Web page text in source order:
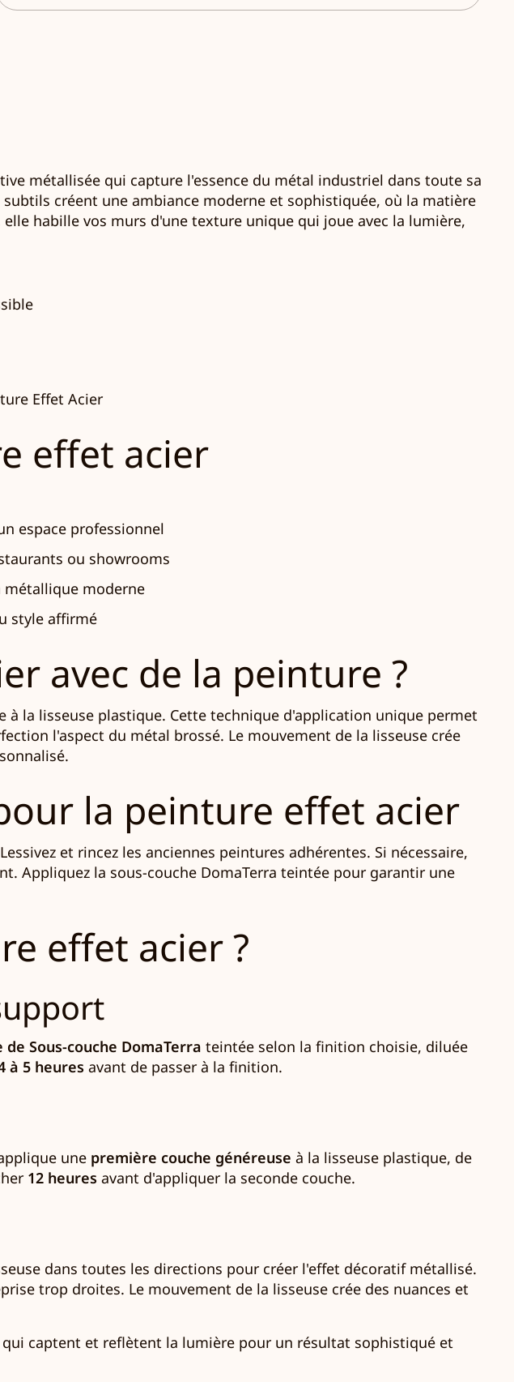
métallisée qui capture l'essence du métal industriel dans toute sa
créent une ambiance moderne et sophistiquée, où la matière
habille vos murs d'une texture unique qui joue avec la lumière,
Effet Acier
effet acier
espace professionnel
ou showrooms
moderne
style affirmé
avec de la peinture ?
à la lisseuse plastique. Cette technique d'application unique permet
l'aspect du métal brossé. Le mouvement de la lisseuse crée
la peinture effet acier
et rincez les anciennes peintures adhérentes. Si nécessaire,
Appliquez la sous-couche DomaTerra teintée pour garantir une
effet acier ?
de Sous-couche DomaTerra teintée selon la finition choisie, diluée
à 5 heures avant de passer à la finition.
une première couche généreuse à la lisseuse plastique, de
12 heures avant d'appliquer la seconde couche.
dans toutes les directions pour créer l'effet décoratif métallisé.
trop droites. Le mouvement de la lisseuse crée des nuances et
captent et reflètent la lumière pour un résultat sophistiqué et